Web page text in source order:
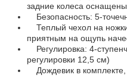
задние колеса
Безопасность: 5-
Теплый чехол на ножки
приятным на ощупь
Регулировка: 4-
регулировки 12,5 см)
Дождевик в комплекте,